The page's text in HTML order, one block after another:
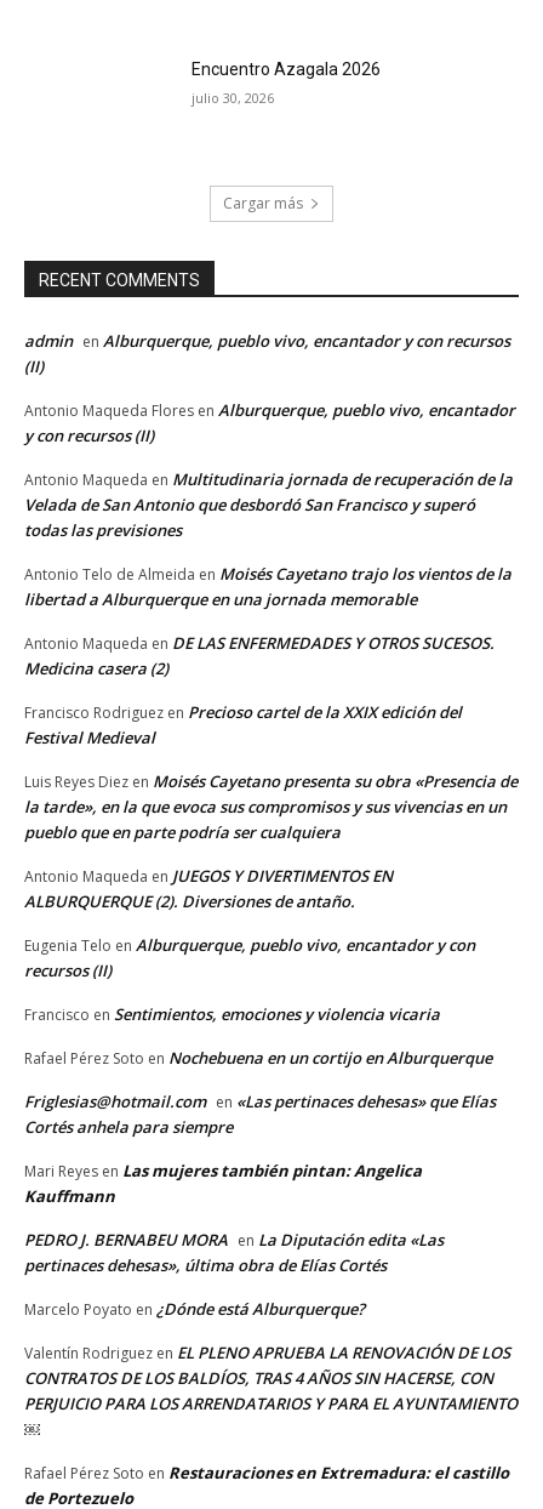
Encuentro Azagala 2026
julio 30, 2026
Cargar más
RECENT COMMENTS
admin en Alburquerque, pueblo vivo, encantador y con recursos
(II)
Antonio Maqueda Flores en Alburquerque, pueblo vivo, encantador
y con recursos (II)
Antonio Maqueda en Multitudinaria jornada de recuperación de la
Velada de San Antonio que desbordó San Francisco y superó
todas las previsiones
Antonio Telo de Almeida en Moisés Cayetano trajo los vientos de la
libertad a Alburquerque en una jornada memorable
Antonio Maqueda en DE LAS ENFERMEDADES Y OTROS SUCESOS.
Medicina casera (2)
Francisco Rodriguez en Precioso cartel de la XXIX edición del
Festival Medieval
Luis Reyes Diez en Moisés Cayetano presenta su obra «Presencia de
la tarde», en la que evoca sus compromisos y sus vivencias en un
pueblo que en parte podría ser cualquiera
Antonio Maqueda en JUEGOS Y DIVERTIMENTOS EN
ALBURQUERQUE (2). Diversiones de antaño.
Eugenia Telo en Alburquerque, pueblo vivo, encantador y con
recursos (II)
Francisco en Sentimientos, emociones y violencia vicaria
Rafael Pérez Soto en Nochebuena en un cortijo en Alburquerque
Friglesias@hotmail.com en «Las pertinaces dehesas» que Elías
Cortés anhela para siempre
Mari Reyes en Las mujeres también pintan: Angelica
Kauffmann
PEDRO J. BERNABEU MORA en La Diputación edita «Las
pertinaces dehesas», última obra de Elías Cortés
Marcelo Poyato en ¿Dónde está Alburquerque?
Valentín Rodriguez en EL PLENO APRUEBA LA RENOVACIÓN DE LOS
CONTRATOS DE LOS BALDÍOS, TRAS 4 AÑOS SIN HACERSE, CON
PERJUICIO PARA LOS ARRENDATARIOS Y PARA EL AYUNTAMIENTO
￼
Rafael Pérez Soto en Restauraciones en Extremadura: el castillo
de Portezuelo